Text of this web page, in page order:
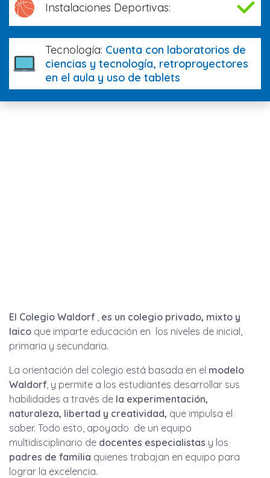
Instalaciones Deportivas:
Tecnología: Cuenta con laboratorios de
ciencias y tecnología, retroproyectores
en el aula y uso de tablets
El Colegio Waldorf , es un colegio privado, mixto y
laico que imparte educación en los niveles de inicial,
primaria y secundaria.
La orientación del colegio está basada en el modelo
Waldorf, y permite a los estudiantes desarrollar sus
habilidades a través de la experimentación,
naturaleza, libertad y creatividad, que impulsa el
saber. Todo esto, apoyado de un equipo
multidisciplinario de docentes especialistas y los
padres de familia quienes trabajan en equipo para
lograr la excelencia.